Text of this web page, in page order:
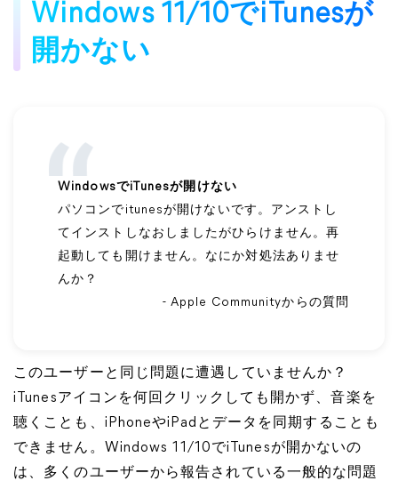
Windows 11/10でiTunesが
開かない
WindowsでiTunesが開けない
パソコンでitunesが開けないです。アンストし
てインストしなおしましたがひらけません。再
起動しても開けません。なにか対処法ありませ
んか？
- Apple Communityからの質問
このユーザーと同じ問題に遭遇していませんか？
iTunesアイコンを何回クリックしても開かず、音楽を
聴くことも、iPhoneやiPadとデータを同期することも
できません。Windows 11/10でiTunesが開かないの
は、多くのユーザーから報告されている一般的な問題